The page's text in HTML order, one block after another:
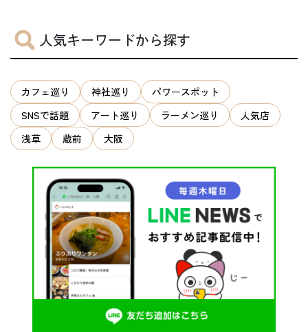
シ
ョ
ン
人気キーワードから探す
カフェ巡り 神社巡り
パワースポット
SNSで話題
アート巡り ラーメン巡り
人気店
浅草
蔵前 大阪